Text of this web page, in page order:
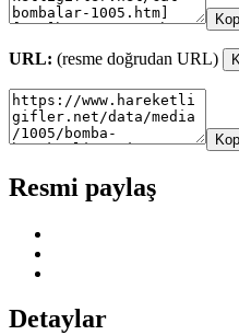
URL: (resme doğrudan URL)
Resmi paylaş
Detaylar